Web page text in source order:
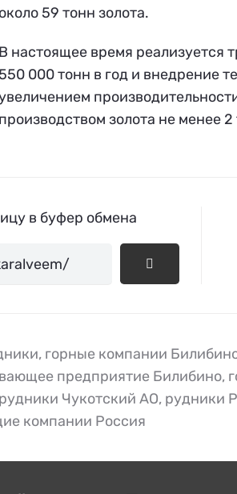
около 59 тонн золота.
В настоящее время реализуется
550 000 тонн в год и внедрение
производством золота не менее 2
в буфер обмена
, горные компании
предприятие Билибино,
рудники Чукотский АО, рудники
компании Россия